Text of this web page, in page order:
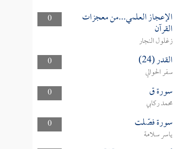
0 الإعجاز العلمي...من معجزات
القرآن
زغلول النجار
0
القدر (24)
سفر الحوالي
0
سورة ق
محمد ركابي
0
سورة فصّلت
ياسر سلامة